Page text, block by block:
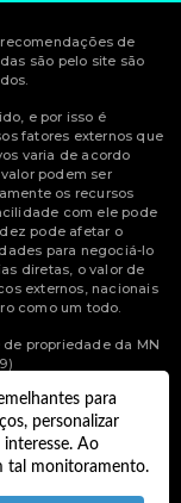
para
personalizar
Ao
tal monitoramento.
de
são pelo site são
e por isso é
fatores externos que
varia de acordo
podem ser
os recursos
com ele pode
pode afetar o
para negociá-lo
diretas, o valor de
externos, nacionais
como um todo.
propriedade da MN